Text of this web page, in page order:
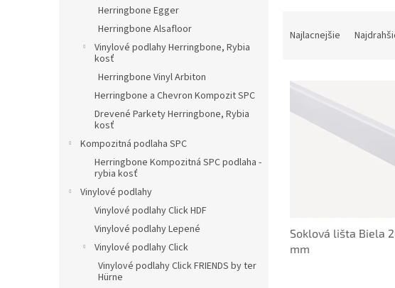
Herringbone Egger
Herringbone Alsafloor
Vinylové podlahy Herringbone, Rybia
kosť
Herringbone Vinyl Arbiton
Herringbone a Chevron Kompozit SPC
Drevené Parkety Herringbone, Rybia
kosť
Kompozitná podlaha SPC
Herringbone Kompozitná SPC podlaha -
rybia kosť
Vinylové podlahy
Vinylové podlahy Click HDF
Vinylové podlahy Lepené
Vinylové podlahy Click
Vinylové podlahy Click FRIENDS by ter
Hürne
n
Najlacnejšie
V
p
Soklová lišta Biela
mm